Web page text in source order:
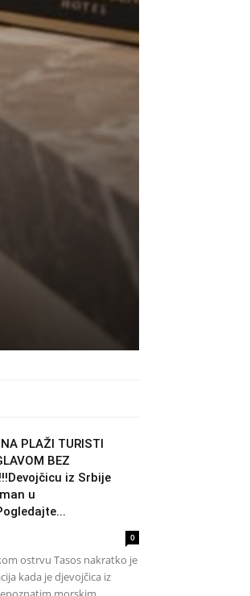
PLAŽI TURISTI
BEZ
iz Srbije
u
0
ostrvu Tasos nakratko je
kada je djevojčica iz